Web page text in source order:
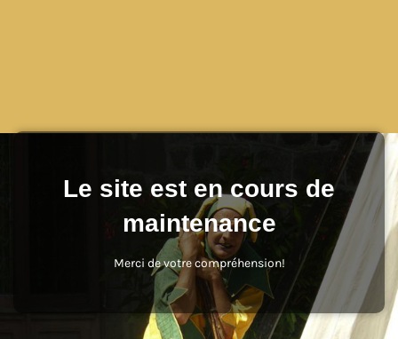
Le site est en cours de
maintenance
Merci de votre compréhension!